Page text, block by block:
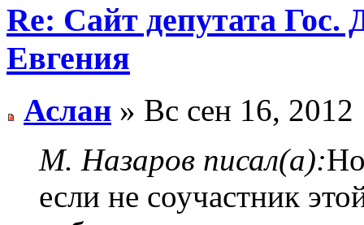
Re: Сайт депутата
Евгения
Аслан » Вс сен 16,
М. Назаров писал(а):
если не соучастник